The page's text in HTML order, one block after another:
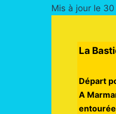
Mis à jour le
La
Départ
A